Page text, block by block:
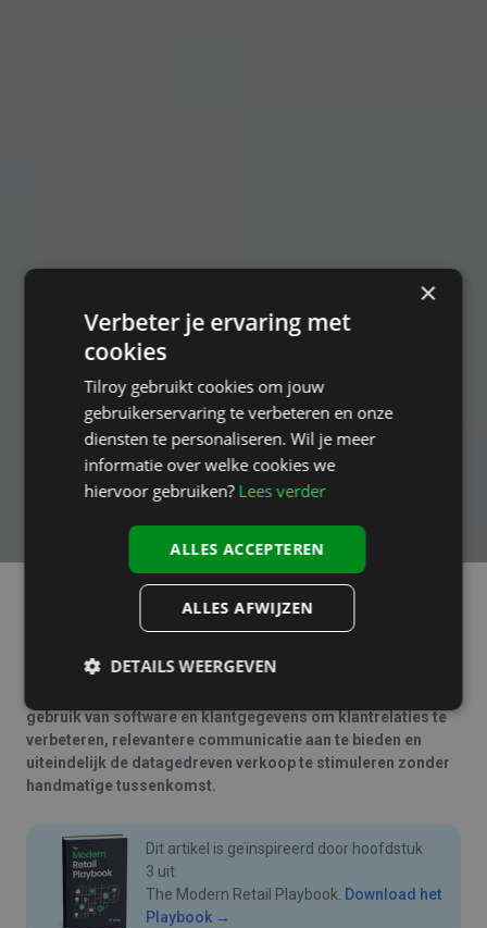
Marketing automation is een technologisch proces dat
automatiseren, personaliseren en optimaliseren voor een
gebruik van software en klantgegevens om klantrelaties te
verbeteren, relevantere communicatie aan te bieden en
uiteindelijk de datagedreven verkoop te stimuleren zonder
handmatige tussenkomst.
Dit artikel is geïnspireerd door hoofdstuk
3 uit
The Modern Retail Playbook. Download het
Playbook →
×
Verbeter je ervaring met
cookies
Tilroy gebruikt cookies om jouw
gebruikerservaring te verbeteren en onze
diensten te personaliseren. Wil je meer
informatie over welke cookies we
hiervoor gebruiken? Lees verder
ALLES ACCEPTEREN
ALLES AFWIJZEN
DETAILS WEERGEVEN